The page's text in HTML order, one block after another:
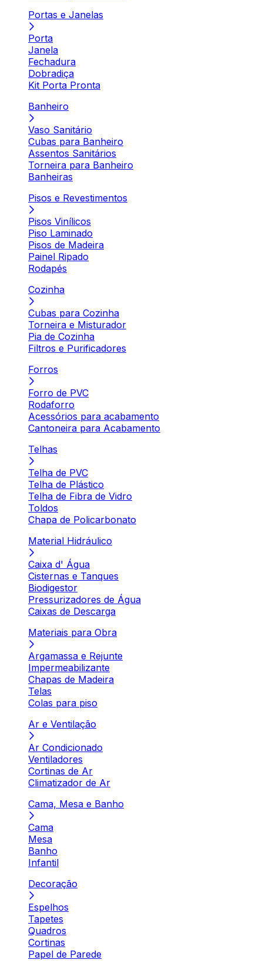
Portas e Janelas
Porta
Janela
Fechadura
Dobradiça
Kit Porta Pronta
Banheiro
Vaso Sanitário
Cubas para Banheiro
Assentos Sanitários
Torneira para Banheiro
Banheiras
Pisos e Revestimentos
Pisos Vinílicos
Piso Laminado
Pisos de Madeira
Painel Ripado
Rodapés
Cozinha
Cubas para Cozinha
Torneira e Misturador
Pia de Cozinha
Filtros e Purificadores
Forros
Forro de PVC
Rodaforro
Acessórios para acabamento
Cantoneira para Acabamento
Telhas
Telha de PVC
Telha de Plástico
Telha de Fibra de Vidro
Toldos
Chapa de Policarbonato
Material Hidráulico
Caixa d' Água
Cisternas e Tanques
Biodigestor
Pressurizadores de Água
Caixas de Descarga
Materiais para Obra
Argamassa e Rejunte
Impermeabilizante
Chapas de Madeira
Telas
Colas para piso
Ar e Ventilação
Ar Condicionado
Ventiladores
Cortinas de Ar
Climatizador de Ar
Cama, Mesa e Banho
Cama
Mesa
Banho
Infantil
Decoração
Espelhos
Tapetes
Quadros
Cortinas
Papel de Parede